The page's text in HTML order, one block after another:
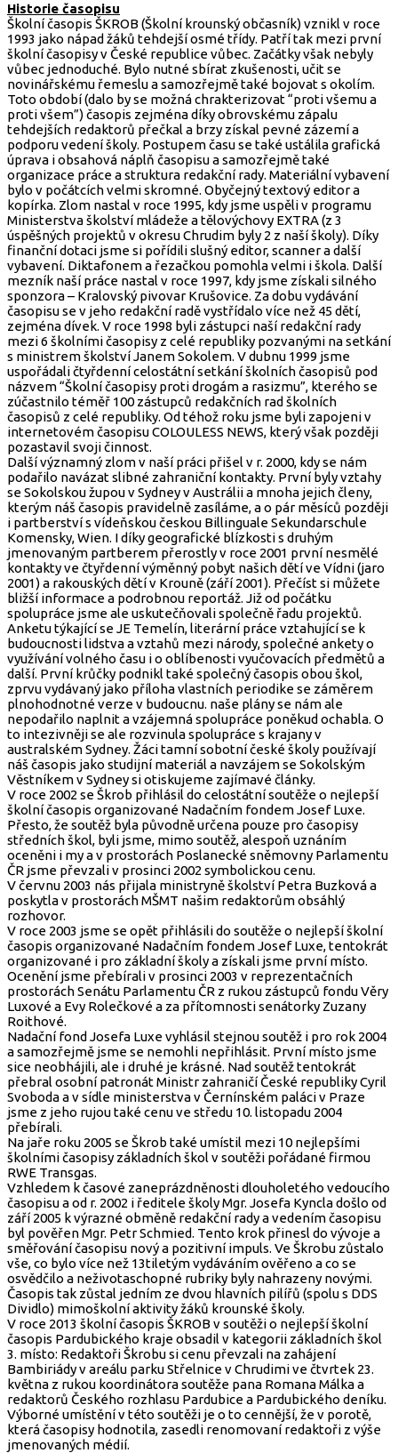
Historie časopisu
Školní časopis ŠKROB (Školní krounský občasník) vznikl v roce
1993 jako nápad žáků tehdejší osmé třídy. Patří tak mezi první
školní časopisy v České republice vůbec. Začátky však nebyly
vůbec jednoduché. Bylo nutné sbírat zkušenosti, učit se
novinářskému řemeslu a samozřejmě také bojovat s okolím.
Toto období (dalo by se možná chrakterizovat “proti všemu a
proti všem”) časopis zejména díky obrovskému zápalu
tehdejších redaktorů přečkal a brzy získal pevné zázemí a
podporu vedení školy. Postupem času se také ustálila grafická
úprava i obsahová náplň časopisu a samozřejmě také
organizace práce a struktura redakční rady. Materiální vybavení
bylo v počátcích velmi skromné. Obyčejný textový editor a
kopírka. Zlom nastal v roce 1995, kdy jsme uspěli v programu
Ministerstva školství mládeže a tělovýchovy EXTRA (z 3
úspěšných projektů v okresu Chrudim byly 2 z naší školy). Díky
finanční dotaci jsme si pořídili slušný editor, scanner a další
vybavení. Diktafonem a řezačkou pomohla velmi i škola. Další
mezník naší práce nastal v roce 1997, kdy jsme získali silného
sponzora – Kralovský pivovar Krušovice. Za dobu vydávání
časopisu se v jeho redakční radě vystřídalo více než 45 dětí,
zejména dívek. V roce 1998 byli zástupci naší redakční rady
mezi 6 školními časopisy z celé republiky pozvanými na setkání
s ministrem školství Janem Sokolem. V dubnu 1999 jsme
uspořádali čtyřdenní celostátní setkání školních časopisů pod
názvem “Školní časopisy proti drogám a rasizmu”, kterého se
zúčastnilo téměř 100 zástupců redakčních rad školních
časopisů z celé republiky. Od téhož roku jsme byli zapojeni v
internetovém časopisu COLOULESS NEWS, který však později
pozastavil svoji činnost.
Další významný zlom v naší práci přišel v r. 2000, kdy se nám
podařilo navázat slibné zahraniční kontakty. První byly vztahy
se Sokolskou župou v Sydney v Austrálii a mnoha jejich členy,
kterým náš časopis pravidelně zasíláme, a o pár měsíců později
i partberství s vídeňskou českou Billinguale Sekundarschule
Komensky, Wien. I díky geografické blízkosti s druhým
jmenovaným partberem přerostly v roce 2001 první nesmělé
kontakty ve čtyřdenní výměnný pobyt našich dětí ve Vídni (jaro
2001) a rakouských dětí v Krouně (září 2001). Přečíst si můžete
bližší informace a podrobnou reportáž. Již od počátku
spolupráce jsme ale uskutečňovali společně řadu projektů.
Anketu týkající se JE Temelín, literární práce vztahující se k
budoucnosti lidstva a vztahů mezi národy, společné ankety o
využívání volného času i o oblíbenosti vyučovacích předmětů a
další. První krůčky podnikl také společný časopis obou škol,
zprvu vydávaný jako příloha vlastních periodike se záměrem
plnohodnotné verze v budoucnu. naše plány se nám ale
nepodařilo naplnit a vzájemná spolupráce poněkud ochabla. O
to intezivněji se ale rozvinula spolupráce s krajany v
australském Sydney. Žáci tamní sobotní české školy používají
náš časopis jako studijní materiál a navzájem se Sokolským
Věstníkem v Sydney si otiskujeme zajímavé články.
V roce 2002 se Škrob přihlásil do celostátní soutěže o nejlepší
školní časopis organizované Nadačním fondem Josef Luxe.
Přesto, že soutěž byla původně určena pouze pro časopisy
středních škol, byli jsme, mimo soutěž, alespoň uznáním
oceněni i my a v prostorách Poslanecké sněmovny Parlamentu
ČR jsme převzali v prosinci 2002 symbolickou cenu.
V červnu 2003 nás přijala ministryně školství Petra Buzková a
poskytla v prostorách MŠMT našim redaktorům obsáhlý
rozhovor.
V roce 2003 jsme se opět přihlásili do soutěže o nejlepší školní
časopis organizované Nadačním fondem Josef Luxe, tentokrát
organizované i pro základní školy a získali jsme první místo.
Ocenění jsme přebírali v prosinci 2003 v reprezentačních
prostorách Senátu Parlamentu ČR z rukou zástupců fondu Věry
Luxové a Evy Rolečkové a za přítomnosti senátorky Zuzany
Roithové.
Nadační fond Josefa Luxe vyhlásil stejnou soutěž i pro rok 2004
a samozřejmě jsme se nemohli nepřihlásit. První místo jsme
sice neobhájili, ale i druhé je krásné. Nad soutěž tentokrát
přebral osobní patronát Ministr zahraničí České republiky Cyril
Svoboda a v sídle ministerstva v Černínském paláci v Praze
jsme z jeho rujou také cenu ve středu 10. listopadu 2004
přebírali.
Na jaře roku 2005 se Škrob také umístil mezi 10 nejlepšími
školními časopisy základních škol v soutěži pořádané firmou
RWE Transgas.
Vzhledem k časové zaneprázdněnosti dlouholetého vedoucího
časopisu a od r. 2002 i ředitele školy Mgr. Josefa Kyncla došlo od
září 2005 k výrazné obměně redakční rady a vedením časopisu
byl pověřen Mgr. Petr Schmied. Tento krok přinesl do vývoje a
směřování časopisu nový a pozitivní impuls. Ve Škrobu zůstalo
vše, co bylo více než 13tiletým vydáváním ověřeno a co se
osvědčilo a neživotaschopné rubriky byly nahrazeny novými.
Časopis tak zůstal jedním ze dvou hlavních pilířů (spolu s DDS
Dividlo) mimoškolní aktivity žáků krounské školy.
V roce 2013 školní časopis ŠKROB v soutěži o nejlepší školní
časopis Pardubického kraje obsadil v kategorii základních škol
3. místo: Redaktoři Škrobu si cenu převzali na zahájení
Bambiriády v areálu parku Střelnice v Chrudimi ve čtvrtek 23.
května z rukou koordinátora soutěže pana Romana Málka a
redaktorů Českého rozhlasu Pardubice a Pardubického deníku.
Výborné umístění v této soutěži je o to cennější, že v porotě,
která časopisy hodnotila, zasedli renomovaní redaktoři z výše
jmenovaných médií.